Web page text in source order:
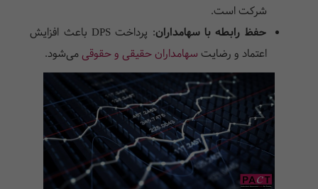
شرکت است.
حفظ رابطه با سهامداران: پرداخت DPS باعث افزایش
اعتماد و رضایت سهامداران حقیقی و حقوقی می‌شود.